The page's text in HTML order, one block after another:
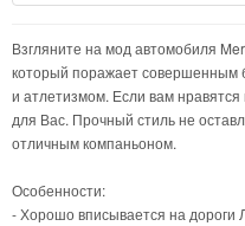
Взгляните на мод автомобиля
который поражает совершенным
и атлетизмом. Если вам
для Вас. Прочный стиль не
отличным компаньоном.
Особенности:
- Хорошо вписывается на дороги